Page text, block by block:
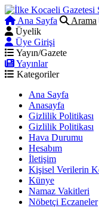
Ana Sayfa Arama
Üyelik
Üye Girişi
Yayın/Gazete
Yayınlar
Kategoriler
Ana Sayfa
Anasayfa
Gizlilik Politikası
Gizlilik Politikası
Hava Durumu
Hesabım
İletişim
Kişisel Verilerin
Künye
Namaz Vakitleri
Nöbetçi Eczaneler